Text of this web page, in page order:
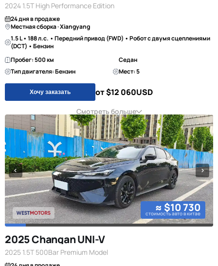
2024 1.5T High Performance Edition
24 дня в продаже
Местная сборка · Xiangyang
1.5 L • 188 л.с. • Передний привод (FWD) • Робот с двумя сцеплениями
(DCT) • Бензин
Пробег: 500 км
Седан
Тип двигателя: Бензин
Мест: 5
Хочу заказать от $12 060USD
Смотреть больше
≈ $10 730
стоимость авто в китае
2025 Changan UNI-V
2025 1.5T 500Bar Premium Model